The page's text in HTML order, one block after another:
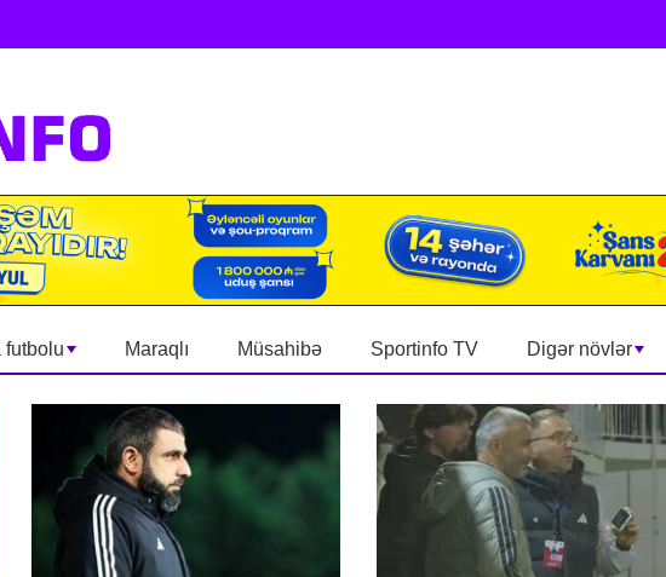
futbolu Maraqlı Müsahibə Sportinfo TV Digər növlər